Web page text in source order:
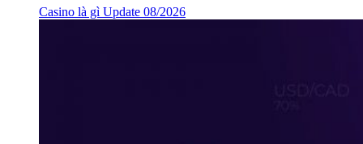
Casino là gì Update 08/2026